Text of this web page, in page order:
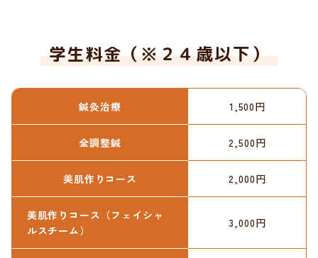
学生料金（※２４歳以下）
鍼灸治療 1,500円
全調整鍼 2,500円
美肌作りコース 2,000円
美肌作りコース（フェイシャ
ルスチーム）
3,000円